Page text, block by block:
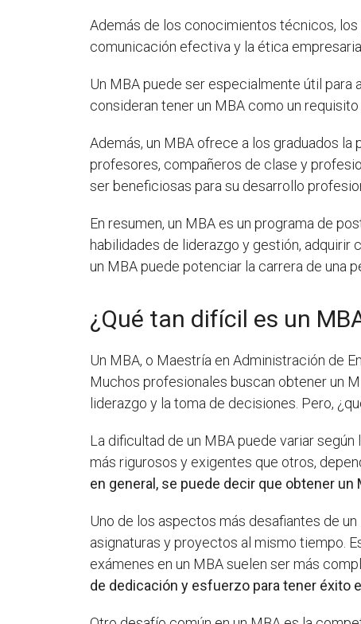
Además de los conocimientos técnicos,
comunicación efectiva y la ética
Un MBA puede ser especialmente útil para
consideran tener un MBA como un
Además, un MBA ofrece a los graduados
profesores, compañeros de clase y
ser beneficiosas para su desarrollo
En resumen, un MBA es un programa de
habilidades de liderazgo y gestión,
un MBA puede potenciar la carrera de una
¿Qué tan difícil es un
Un MBA, o Maestría en Administración de
Muchos profesionales buscan obtener un
liderazgo y la toma de decisiones. Pero,
La dificultad de un MBA puede variar
más rigurosos y exigentes que otros,
en general, se puede decir que obtener un
Uno de los aspectos más desafiantes de
asignaturas y proyectos al mismo tiempo.
exámenes en un MBA suelen ser más
de dedicación y esfuerzo para tener éxito